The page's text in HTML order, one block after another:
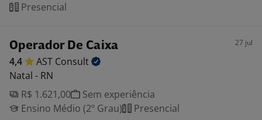
Presencial
Operador De Caixa 27 jul
4,4 AST Consult
Natal - RN
R$ 1.621,00
Sem experiência
Ensino Médio (2º Grau)
Presencial